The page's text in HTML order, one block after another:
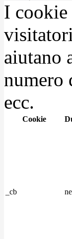
I
aiutano
numero
ecc.
Cookie
_cb